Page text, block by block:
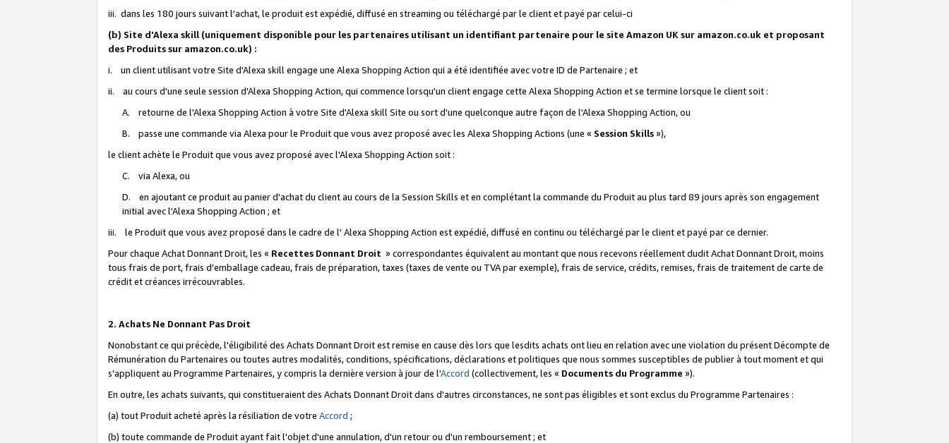
iii. dans les 180 jours suivant l'achat, le produit est expédié, diffusé en streaming ou téléchargé par le client et payé par celui-ci
(b) Site d'Alexa skill (uniquement disponible pour les partenaires utilisant un identifiant partenaire pour le site Amazon UK sur amazon.co.uk et proposant
des Produits sur amazon.co.uk) :
i. un client utilisant votre Site d'Alexa skill engage une Alexa Shopping Action qui a été identifiée avec votre ID de Partenaire ; et
ii. au cours d'une seule session d'Alexa Shopping Action, qui commence lorsqu'un client engage cette Alexa Shopping Action et se termine lorsque le client soit :
A. retourne de l'Alexa Shopping Action à votre Site d'Alexa skill Site ou sort d'une quelconque autre façon de l'Alexa Shopping Action, ou
B. passe une commande via Alexa pour le Produit que vous avez proposé avec les Alexa Shopping Actions (une « Session Skills»),
le client achète le Produit que vous avez proposé avec l'Alexa Shopping Action soit :
C. via Alexa, ou
D. en ajoutant ce produit au panier d'achat du client au cours de la Session Skills et en complétant la commande du Produit au plus tard 89 jours après son engagement
initial avec l'Alexa Shopping Action ; et
iii. le Produit que vous avez proposé dans le cadre de l' Alexa Shopping Action est expédié, diffusé en continu ou téléchargé par le client et payé par ce dernier.
Pour chaque Achat Donnant Droit, les « Recettes Donnant Droit » correspondantes équivalent au montant que nous recevons réellement dudit Achat Donnant Droit, moins
tous frais de port, frais d'emballage cadeau, frais de préparation, taxes (taxes de vente ou TVA par exemple), frais de service, crédits, remises, frais de traitement de carte de
crédit et créances irrécouvrables.
2. Achats Ne Donnant Pas Droit
Nonobstant ce qui précède, l'éligibilité des Achats Donnant Droit est remise en cause dès lors que lesdits achats ont lieu en relation avec une violation du présent Décompte de
Rémunération du Partenaires ou toutes autres modalités, conditions, spécifications, déclarations et politiques que nous sommes susceptibles de publier à tout moment et qui
s'appliquent au Programme Partenaires, y compris la dernière version à jour de l'Accord (collectivement, les « Documents du Programme »).
En outre, les achats suivants, qui constitueraient des Achats Donnant Droit dans d'autres circonstances, ne sont pas éligibles et sont exclus du Programme Partenaires :
(a) tout Produit acheté après la résiliation de votre Accord ;
(b) toute commande de Produit ayant fait l'objet d'une annulation, d'un retour ou d'un remboursement ; et